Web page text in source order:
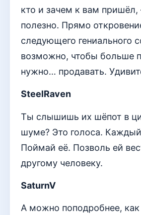
кто и зачем к вам
полезно. Прямо
следующего гениального
возможно, чтобы больше
нужно… продавать.
SteelRaven
Ты слышишь их шёпот в
шуме? Это голоса.
Поймай её. Позволь ей
другому человеку.
SaturnV
А можно поподробнее,